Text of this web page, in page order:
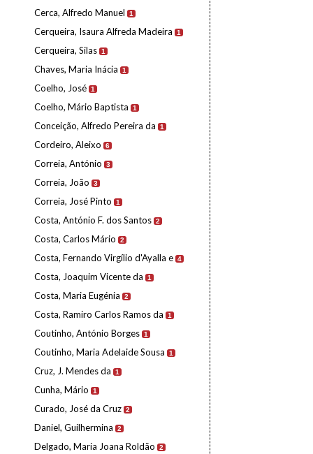
Cerca, Alfredo Manuel 1
Cerqueira, Isaura Alfreda Madeira 1
Cerqueira, Silas 1
Chaves, Maria Inácia 1
Coelho, José 1
Coelho, Mário Baptista 1
Conceição, Alfredo Pereira da 1
Cordeiro, Aleixo 6
Correia, António 3
Correia, João 3
Correia, José Pinto 1
Costa, António F. dos Santos 2
Costa, Carlos Mário 2
Costa, Fernando Virgílio d'Ayalla e 4
Costa, Joaquim Vicente da 1
Costa, Maria Eugénia 2
Costa, Ramiro Carlos Ramos da 1
Coutinho, António Borges 1
Coutinho, Maria Adelaide Sousa 1
Cruz, J. Mendes da 1
Cunha, Mário 1
Curado, José da Cruz 2
Daniel, Guilhermina 2
Delgado, Maria Joana Roldão 2